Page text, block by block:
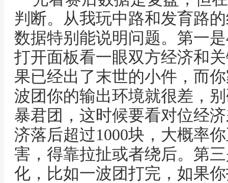
判断。从我玩中路和发育路
数据特别能说明问题。第一
打开面板看一眼双方经济和
果已经出了末世的小件，而
波团你的输出环境就很差，
暴君团，这时候要看对位经
济落后超过1000块，大概率
害，得靠拉扯或者绕后。第
化，比如一波团打完，如果